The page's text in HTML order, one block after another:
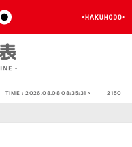
TIME :2026.08.08 08:35:31 > 2150